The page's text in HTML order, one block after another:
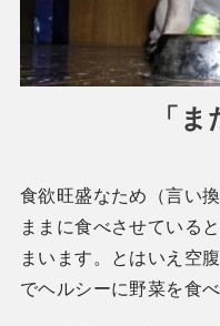
「
食欲旺盛なため（言い
ままに食べさせている
まいます。とはいえ空
でヘルシーに野菜を食